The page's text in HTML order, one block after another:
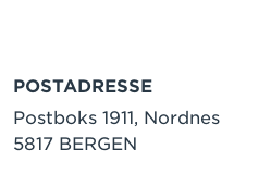
POSTADRESSE
Postboks 1911, Nordnes
5817 BERGEN